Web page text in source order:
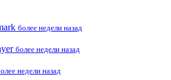
более недели назад
более недели назад
недели назад